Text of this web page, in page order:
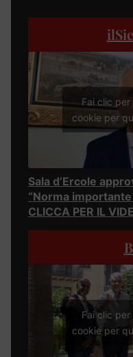
Fai clic
cookie per
Sala d’Ercole
“Norma
CLICCA PER IL
Fai clic
cookie per